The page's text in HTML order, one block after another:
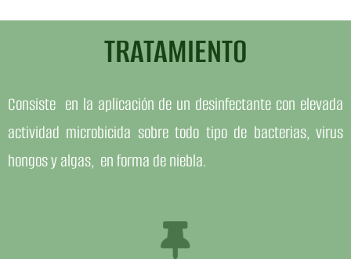
TRATAMIENTO
Consiste en la aplicación de un desinfectante con elevada
actividad microbicida sobre todo tipo de bacterias, virus
hongos y algas, en forma de niebla.